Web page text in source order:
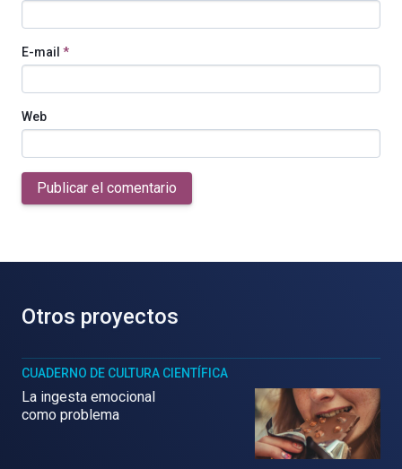
E-mail *
Web
Publicar el comentario
Otros proyectos
CUADERNO DE CULTURA CIENTÍFICA
La ingesta emocional
como problema